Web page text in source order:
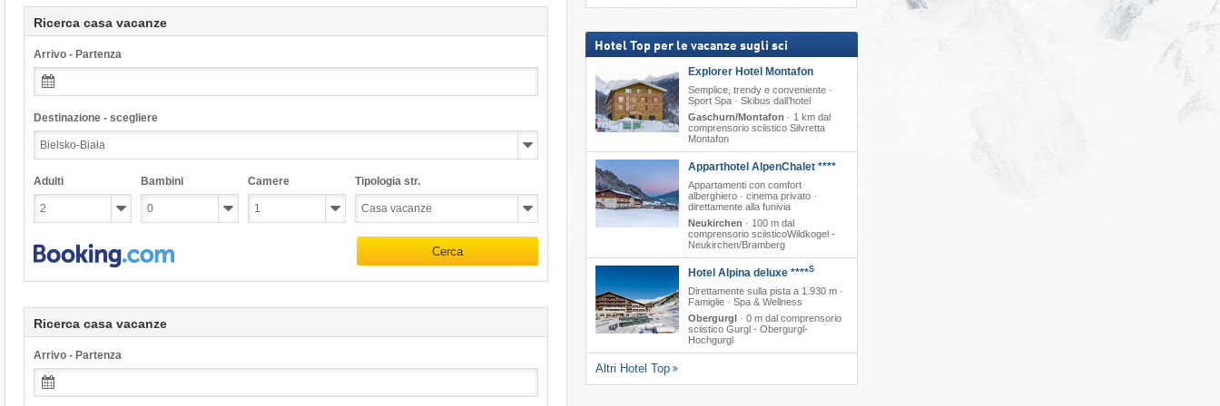
Ricerca casa vacanze
Arrivo - Partenza
Destinazione - scegliere
Adulti Bambini Camere Tipologia str.
Cerca
Ricerca casa vacanze
Arrivo - Partenza
Hotel Top per le vacanze sugli sci
Explorer Hotel Montafon
Semplice, trendy e conveniente ·
Sport Spa · Skibus dall’hotel
Gaschurn/Montafon · 1 km dal
comprensorio sciistico Silvretta
Montafon
Apparthotel AlpenChalet ****
Appartamenti con comfort
alberghiero · cinema privato ·
direttamente alla funivia
Neukirchen · 100 m dal
comprensorio sciisticoWildkogel -
Neukirchen/​Bramberg
Hotel Alpina deluxe ****S
Direttamente sulla pista a 1.930 m ·
Famiglie · Spa & Wellness
Obergurgl· 0 m dal comprensorio
sciistico Gurgl - Obergurgl-
Hochgurgl
Altri Hotel Top